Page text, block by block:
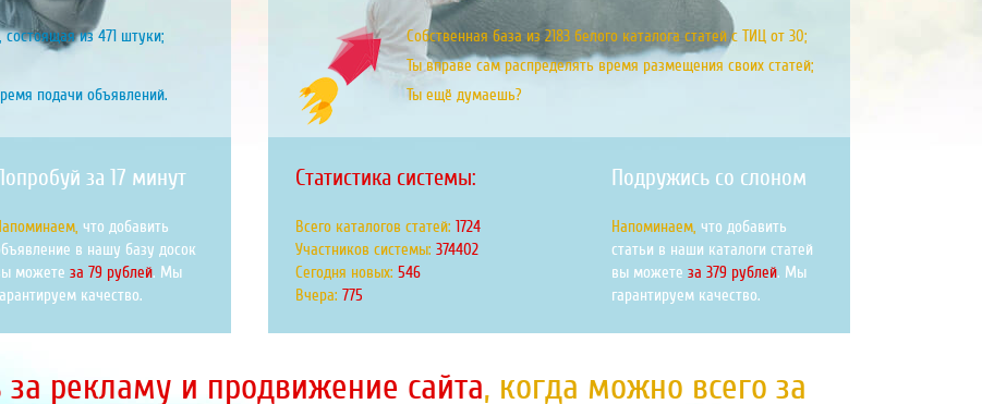
из 471 штуки;
подачи объявлений.
за 17 минут
что добавить
в нашу базу досок
можете за 79 рублей. Мы
качество.
Собственная база из 2183 белого каталога статей с ТИЦ от 30;
Ты вправе сам распределять время размещения своих статей;
Ты ещё думаешь?
Статистика системы:
Всего каталогов статей: 1999
Участников системы: 434108
Сегодня новых: 633
Вчера: 898
Подружись со слоном
Напоминаем, что добавить
статьи в наши каталоги статей
вы можетеза 379 рублей. Мы
гарантируем качество.
рекламу и продвижение сайта, когда можно всего за